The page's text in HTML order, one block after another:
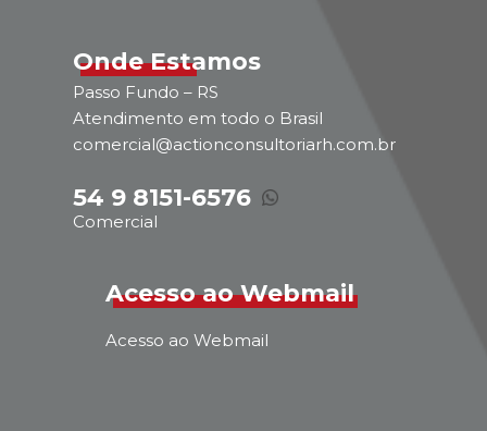
Onde Estamos
Passo Fundo – RS
Atendimento em todo o Brasil
comercial@actionconsultoriarh.com.br
54 9 8151-6576
Comercial
Acesso ao Webmail
Acesso ao Webmail